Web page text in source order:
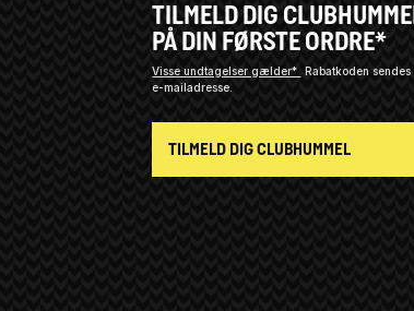
TILMELD DIG
PÅ DIN FØRSTE ORDRE*
Visse undtagelser gælder*
Rabatkoden
e-mailadresse.
TILMELD DIG CLUBHUMMEL